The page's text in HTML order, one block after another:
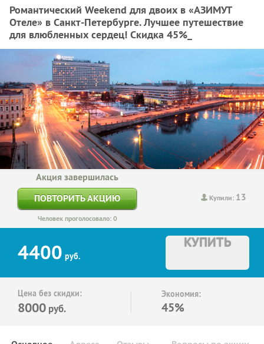
Романтический Weekend для двоих в «АЗИМУТ
Отеле» в Санкт-Петербурге. Лучшее путешествие
для влюбленных сердец! Скидка 45%_
Купили: 13
Акция завершилась
ПОВТОРИТЬ АКЦИЮ
Человек проголосовало: 0
4400 руб.
КУПИТЬ
Цена без скидки:
8000 руб.
Экономия:
45%